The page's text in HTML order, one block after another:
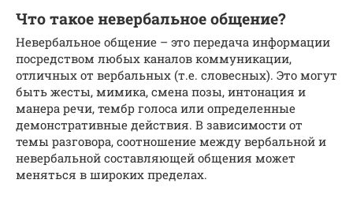
Что такое невербальное общение?
Невербальное общение – это передача информации
посредством любых каналов коммуникации,
отличных от вербальных (т.е. словесных). Это могут
быть жесты, мимика, смена позы, интонация и
манера речи, тембр голоса или определенные
демонстративные действия. В зависимости от
темы разговора, соотношение между вербальной и
невербальной составляющей общения может
меняться в широких пределах.